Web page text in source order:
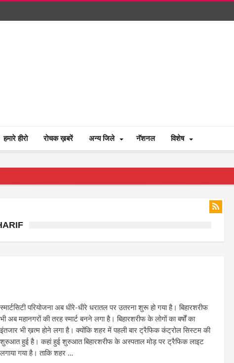
हमारे हीरो रोचक ख़बरें अन्य जिले नॅशनल विशेष
स्मार्टसिटी परियोजना अब धीरे-धीरे धरातल पर उतरना शुरू हो गया है। बिहारशरीफ
भी अब महानगरों की तरह स्मार्ट बनने लगा है। बिहारशरीफ के लोगों का बर्षों का
इंतजार भी ख़त्म होने लगा है। क्योंकि शहर में पहली बार ट्रैफिक कंट्रोल सिस्टम की
शुरुआत हुई है। कहां हुई शुरुआत बिहारशरीफ के अस्पताल मोड़ पर ट्रैफिक लाइट
लगाया गया है। ताकि शहर …